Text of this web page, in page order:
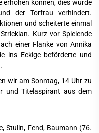
erhöhen können, dies wurde
der Torfrau verhindert.
und scheiterte einmal
Kurz vor Spielende
einer Flanke von Annika
ins Eckige beförderte und
wir am Sonntag, 14 Uhr zu
und Titelaspirant aus dem
Stulin, Fend, Baumann (76.